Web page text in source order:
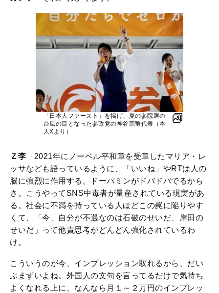
「日本人ファースト」を掲げ、夏の参院選の
台風の目となった参政党の神谷宗幣代表（本
人Xより）
Ｚ李 2021年にノーベル平和章を受章したマリア・レ
ッサなども語っているように、「いいね」やRTは人の
脳に強烈に作用する。ドーパミンがドバドバでるから
さ。こうやってSNS中毒者が量産されている現実があ
る。社会に不満を持っている人ほどこの罠に陥りやす
くて、「今、自分が不遇なのは石破のせいだ、岸田の
せいだ」って他責思考がどんどん強化されているわ
け。
こういうのが今、インプレッション取れるから、だい
ぶまずいよね。外国人の文句を言ってるだけで気持ち
よくなれる上に、なんなら月１～２万円のインプレッ